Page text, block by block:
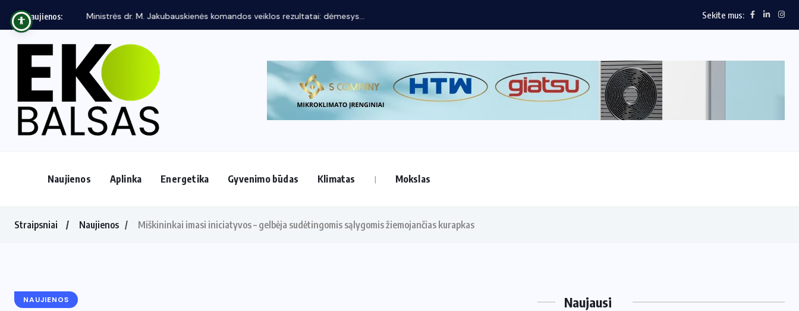
Naujienos: Ministrės dr. M. Jakubauskienės komandos veiklos rezultatai: dėmesys... Sekite mus:
Naujienos Aplinka Energetika Gyvenimo būdas Klimatas Mokslas
Straipsniai Naujienos Miškininkai imasi iniciatyvos – gelbėja sudėtingomis sąlygomis žiemojančias kurapkas
NAUJIENOS Naujausi